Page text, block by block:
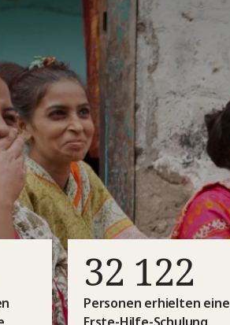
32 122
Personen erhielten eine